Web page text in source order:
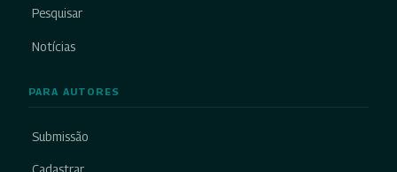
Pesquisar
Notícias
PARA AUTORES
Submissão